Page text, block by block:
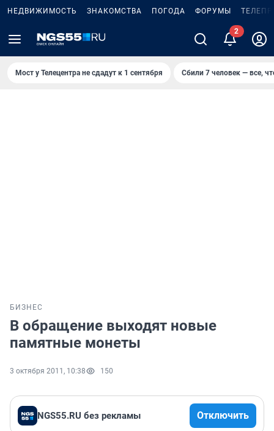
НЕДВИЖИМОСТЬ ЗНАКОМСТВА ПОГОДА ФОРУМЫ
Мост у Телецентра не сдадут к 1 сентября Сбили 7 человек — все,
БИЗНЕС
В обращение выходят новые
памятные монеты
3 октября 2011, 10:38 150
NGS55.RU без рекламы Отключить